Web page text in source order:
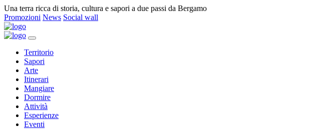
Una terra ricca di storia, cultura e sapori a due passi da Bergamo
Promozioni News Social wall
Territorio
Sapori
Arte
Itinerari
Mangiare
Dormire
Attività
Esperienze
Eventi